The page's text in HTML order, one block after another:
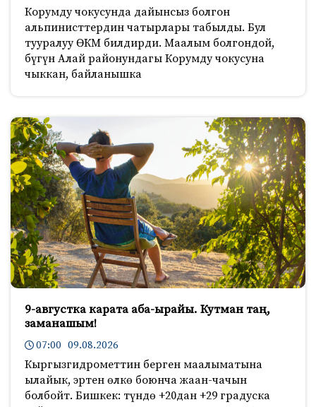
Корумду чокусунда дайынсыз болгон
альпинисттердин чатырлары табылды. Бул
тууралуу ӨКМ билдирди. Маалым болгондой,
бүгүн Алай районундагы Корумду чокусуна
чыккан, байланышка
9-августка карата аба-ырайы. Кутман таң,
заманашым!
07:00 09.08.2026
Кыргызгидрометтин берген маалыматына
ылайык, эртен өлкө боюнча жаан-чачын
болбойт. Бишкек: түндө +20дан +29 градуска